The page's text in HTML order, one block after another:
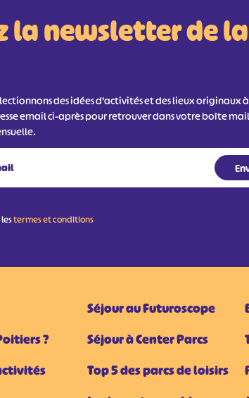
la newsletter de la
des idées d'activités et des lieux originaux
email ci-après pour retrouver dans votre boîte
lestermes et conditions
?
Séjour au Futuroscope
Séjour à Center Parcs
Top 5 des parcs de loisirs